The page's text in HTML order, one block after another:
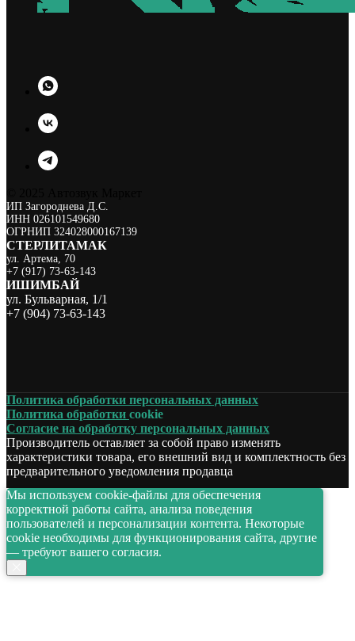
ИП Загороднева Д.С.
ИНН 026101549680
ОГРНИП 324028000167139
СТЕРЛИТАМАК
ул. Артема, 70
+7 (917) 73-63-143
ИШИМБА Й
ул. Бульварная, 1/1
+7 (904) 73-63-143
Политика обработки персональных данных
Политика обработки cookie
Согласие на обработку персональных данных
Производитель оставляет за собой право изменять
характеристики товара, его внешний вид и комплектность без
предварительного уведомления продавца
Мы используем cookie-файлы для обеспечения
корректной работы сайта, анализа поведения
пользователей и персонализации контента. Некоторые
cookie необходимы для функционирования сайта, другие
— требуют вашего согласия.